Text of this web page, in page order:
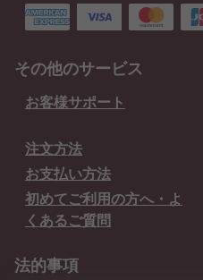
その他のサービス
お客様サポート
注文方法
お支払い方法
初めてご利用の方へ・よ
くあるご質問
法的事項